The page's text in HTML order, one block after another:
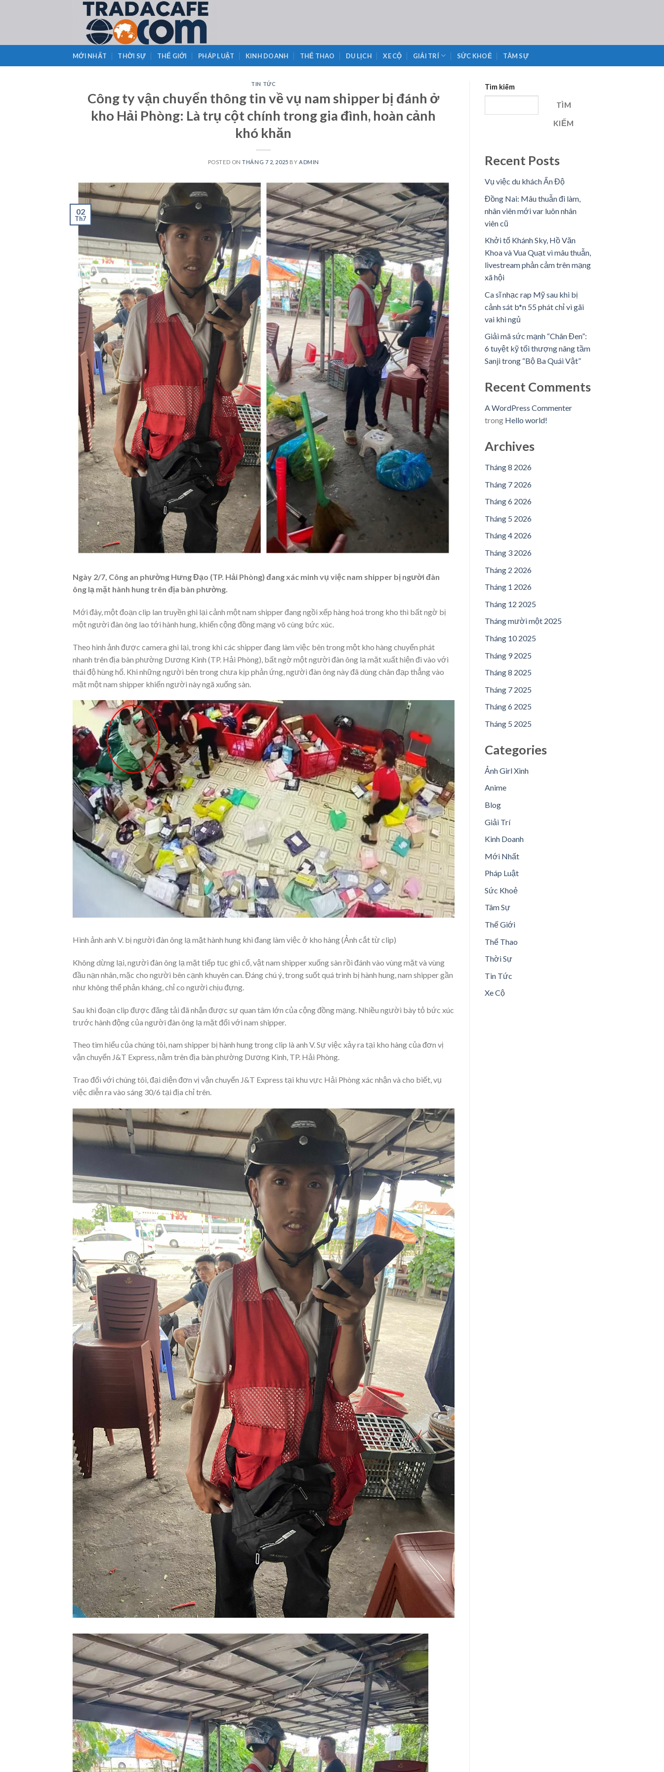
MỚI NHẤT THỜI SỰ THẾ GIỚI PHÁP LUẬT KINH DOANH THỂ THAO DU LỊCH XE CỘ GIẢI TRÍ SỨC KHOẺ TÂM SỰ
TIN TỨC
Công ty vận chuyển thông tin về vụ nam shipper bị đánh ở
kho Hải Phòng: Là trụ cột chính trong gia đình, hoàn cảnh
khó khăn
POSTED ONTHÁNG 7 2, 2025 BY ADMIN
02
Th7
Ngày 2/7, Công an phường Hưng Đạo (TP. Hải Phòng) đang xác minh vụ việc nam shipper bị người đàn
ông lạ mặt hành hung trên địa bàn phường.
Mới đây, một đoạn clip lan truyền ghi lại cảnh một nam shipper đang ngồi xếp hàng hoá trong kho thì bất ngờ bị
một người đàn ông lao tới hành hung, khiến cộng đồng mạng vô cùng bức xúc.
Theo hình ảnh được camera ghi lại, trong khi các shipper đang làm việc bên trong một kho hàng chuyển phát
nhanh trên địa bàn phường Dương Kinh (TP. Hải Phòng), bất ngờ một người đàn ông lạ mặt xuất hiện đi vào với
thái độ hùng hổ. Khi những người bên trong chưa kịp phản ứng, người đàn ông này đã dùng chân đạp thẳng vào
mặt một nam shipper khiến người này ngã xuống sàn.
Hình ảnh anh V. bị người đàn ông lạ mặt hành hung khi đang làm việc ở kho hàng (Ảnh cắt từ clip)
Không dừng lại, người đàn ông lạ mặt tiếp tục ghì cổ, vật nam shipper xuống sàn rồi đánh vào vùng mặt và vùng
đầu nạn nhân, mặc cho người bên cạnh khuyên can. Đáng chú ý, trong suốt quá trình bị hành hung, nam shipper gần
như không thể phản kháng, chỉ co người chịu đựng.
Sau khi đoạn clip được đăng tải đã nhận được sự quan tâm lớn của cộng đồng mạng. Nhiều người bày tỏ bức xúc
trước hành động của người đàn ông lạ mặt đối với nam shipper.
Theo tìm hiểu của chúng tôi, nam shipper bị hành hung trong clip là anh V. Sự việc xảy ra tại kho hàng của đơn vị
vận chuyển J&T Express, nằm trên địa bàn phường Dương Kinh, TP. Hải Phòng.
Trao đổi với chúng tôi, đại diện đơn vị vận chuyển J&T Express tại khu vực Hải Phòng xác nhận và cho biết, vụ
việc diễn ra vào sáng 30/6 tại địa chỉ trên.
Tìm kiếm
TÌM
KIẾM
Recent Posts
Vụ việc du khách Ấn Độ
Đồng Nai: Mâu thuẫn đi làm,
nhân viên mới var luôn nhân
viên cũ
Khởi tố Khánh Sky, Hồ Văn
Khoa và Vua Quạt vì mâu thuẫn,
livestream phản cảm trên mạng
xã hội
Ca sĩ nhạc rap Mỹ sau khi bị
cảnh sát b*n 55 phát chỉ vì gãi
vai khi ngủ
Giải mã sức mạnh “Chân Đen”:
6 tuyệt kỹ tối thượng nâng tầm
Sanji trong “Bộ Ba Quái Vật”
Recent Comments
A WordPress Commenter
trong Hello world!
Archives
Tháng 8 2026
Tháng 7 2026
Tháng 6 2026
Tháng 5 2026
Tháng 4 2026
Tháng 3 2026
Tháng 2 2026
Tháng 1 2026
Tháng 12 2025
Tháng mười một 2025
Tháng 10 2025
Tháng 9 2025
Tháng 8 2025
Tháng 7 2025
Tháng 6 2025
Tháng 5 2025
Categories
Ảnh Girl Xinh
Anime
Blog
Giải Trí
Kinh Doanh
Mới Nhất
Pháp Luật
Sức Khoẻ
Tâm Sự
Thế Giới
Thể Thao
Thời Sự
Tin Tức
Xe Cộ